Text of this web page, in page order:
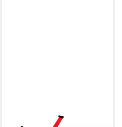
KEITH MCMILLEN